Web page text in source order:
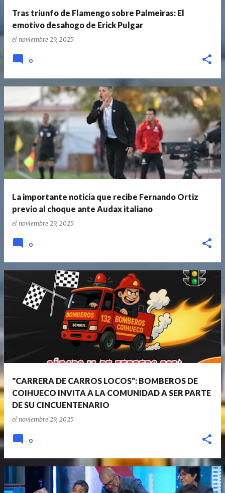
Tras triunfo de Flamengo sobre Palmeiras: El
emotivo desahogo de Erick Pulgar
el noviembre 29, 2025
0
La importante noticia que recibe Fernando Ortiz
previo al choque ante Audax italiano
el noviembre 29, 2025
0
"CARRERA DE CARROS LOCOS": BOMBEROS DE
COIHUECO INVITA A LA COMUNIDAD A SER PARTE
DE SU CINCUENTENARIO
el noviembre 29, 2025
0